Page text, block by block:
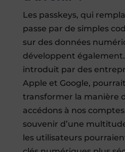
Les passkeys, qui
passe par de simples
sur des données
développent
introduit par des
Apple et Google,
transformer la manière
accédons à nos
souvenir d’une
les utilisateurs